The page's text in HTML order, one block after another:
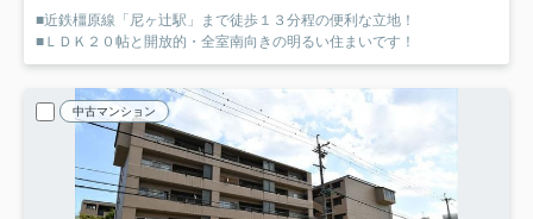
■近鉄橿原線「尼ヶ辻駅」まで徒歩１３分程の便利な立地！
■ＬＤＫ２０帖と開放的・全室南向きの明るい住まいです！
中古マンション